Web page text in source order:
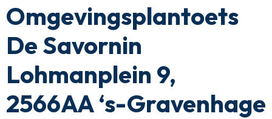
Omgevingsplantoets
De Savornin
Lohmanplein 9,
2566AA ‘s-Gravenhage